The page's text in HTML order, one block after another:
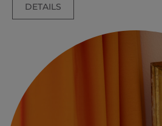
DETAILS